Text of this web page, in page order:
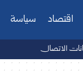
اقتصاد سياسة
الاتصال